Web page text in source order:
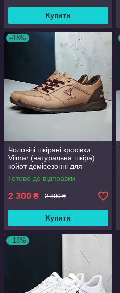
Купити
–18%
Чоловічі шкіряні кросівки
Vilmar (натуральна шкіра)
койот демісезонні для
чоловіків на весну осінь,
розмір 39 40 41 42 43 44 45
46
Готово до відправки
2 300 ₴ 2 800 ₴
Купити
–18%